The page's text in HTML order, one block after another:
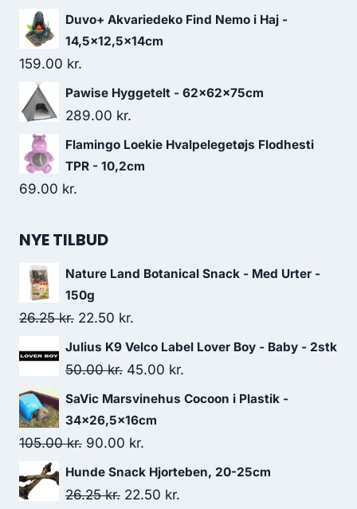
Duvo+ Akvariedeko Find Nemo i Haj -
14,5x12,5x14cm
159.00 kr.
Pawise Hyggetelt - 62x62x75cm
289.00 kr.
Flamingo Loekie Hvalpelegetøjs Flodhesti
TPR - 10,2cm
69.00 kr.
NYE TILBUD
Nature Land Botanical Snack - Med Urter -
150g
26.25kr. Den
oprindelige
pris
26.25 kr..
22.50 kr.
aktuelle
pris
22.50 kr..
Julius K9 Velco Label Lover Boy - Baby - 2stk
50.00kr. Den
oprindelige
pris
var:
50.00 kr..
45.00 kr.
aktuelle
45.00 kr..
SaVic Marsvinehus Cocoon i Plastik -
34x26,5x16cm
105.00kr. Den
oprindelige
pris
90.00 kr.
aktuelle
pris
Hunde Snack Hjorteben, 20-25cm
26.25kr. Den
22.50 kr.